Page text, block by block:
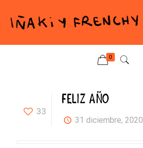
0
33
FELIZ AÑO
31 diciembre, 2020